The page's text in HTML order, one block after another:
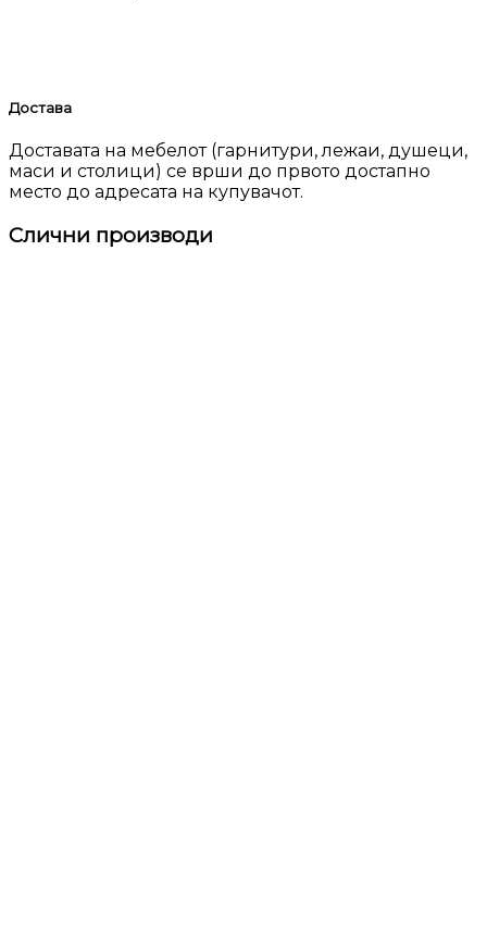
Достава
Доставата на мебелот (гарнитури, лежаи, душеци,
маси и столици) се врши до првото достапно
место до адресата на купувачот.
Слични производи